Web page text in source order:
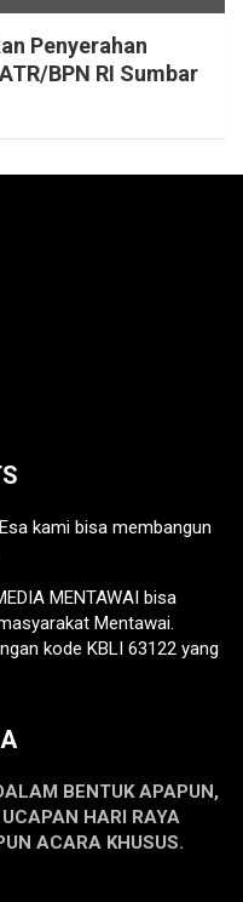
Penyerahan
BPN RI Sumbar
kami bisa membangun
MENTAWAI bisa
Mentawai.
kode KBLI 63122 yang
BENTUK APAPUN,
HARI RAYA
ACARA KHUSUS.